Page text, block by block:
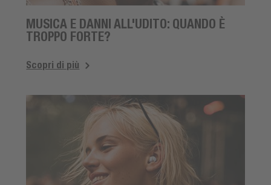
MUSICA E DANNI ALL'UDITO: QUANDO È
TROPPO FORTE?
Scopri di più